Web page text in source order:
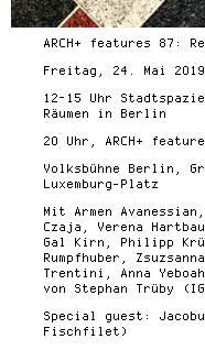
ARCH+ features 87:
Freitag, 24. Mai 2019
12–15 Uhr
Räumen in Berlin
20 Uhr, ARCH+
Volksbühne Berlin,
Luxemburg-Platz
Mit Armen
Czaja, Verena
Gal Kirn, Philipp
Rumpfhuber,
Trentini, Anna
von Stephan Trüby
Special guest:
Fischfilet)